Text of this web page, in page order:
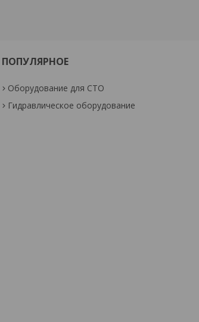
ПОПУЛЯРНОЕ
Оборудование для СТО
Гидравлическое оборудование